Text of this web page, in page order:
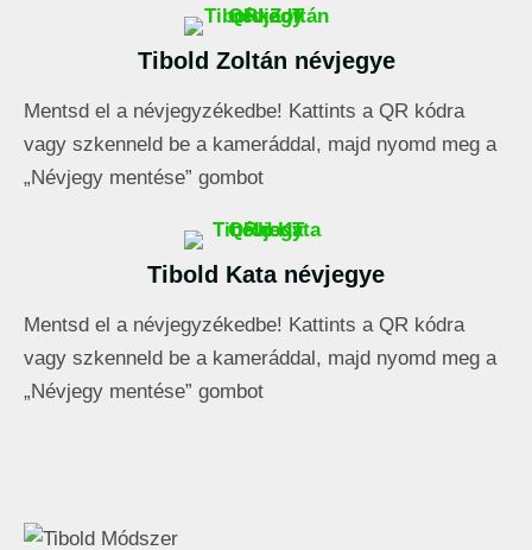
Tibold Zoltán névjegye
Mentsd el a névjegyzékedbe! Kattints a QR kódra
vagy szkenneld be a kameráddal, majd nyomd meg a
„Névjegy mentése” gombot
Tibold Kata névjegye
Mentsd el a névjegyzékedbe! Kattints a QR kódra
vagy szkenneld be a kameráddal, majd nyomd meg a
„Névjegy mentése” gombot